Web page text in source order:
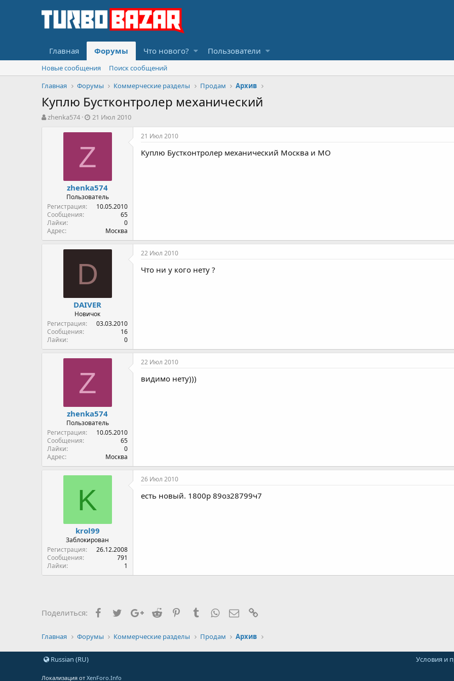
Главная Форумы Что нового? Пользователи
Новые сообщения
Поиск сообщений
Главная
Форумы Коммерческие разделы Продам Архив
Куплю Бустконтролер механический
А
zhenka574
Д
т
н
а
л
а
21 Июл 2010
Z
zhenka574
Пользователь
Регистрация
10.05.2010
Сообщения
65
Лайки
0
Адрес
Москва
21 Июл 2010
Куплю Бустконтролер механический Москва и МО
D
DAIVER
Новичок
Регистрация
03.03.2010
Сообщения
16
Лайки
0
22 Июл 2010
Что ни у кого нету ?
Z
zhenka574
Пользователь
Регистрация
10.05.2010
Сообщения
65
Лайки
0
Адрес
Москва
22 Июл 2010
видимо нету)))
K
krol99
Заблокирован
Регистрация
26.12.2008
Сообщения
791
Лайки
1
26 Июл 2010
есть новый. 1800р 89оз28799ч7
Поделиться: FacebookTwitterGoogle+
Reddit PinterestTumblrWhatsAppЭлектронная почта
Главная Форумы Коммерческие разделы Продам Архив
Russian (RU) Условия и
Локализация от XenForo.Info